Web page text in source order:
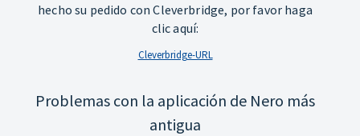
hecho su pedido con Cleverbridge, por favor haga
clic aquí:
Cleverbridge-URL
Problemas con la aplicación de Nero más
antigua